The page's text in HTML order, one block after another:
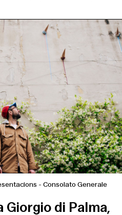
- Consolato Generale
Giorgio di Palma,